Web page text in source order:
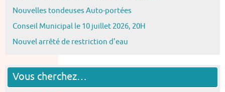
Nouvelles tondeuses Auto-portées
Conseil Municipal le 10 juillet 2026, 20H
Nouvel arrêté de restriction d’eau
Vous cherchez…